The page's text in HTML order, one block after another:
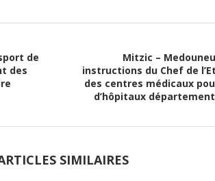
de
des
Mitzic –
instructions du Chef de
des centres médicaux
d’hôpitaux
SIMILAIRES